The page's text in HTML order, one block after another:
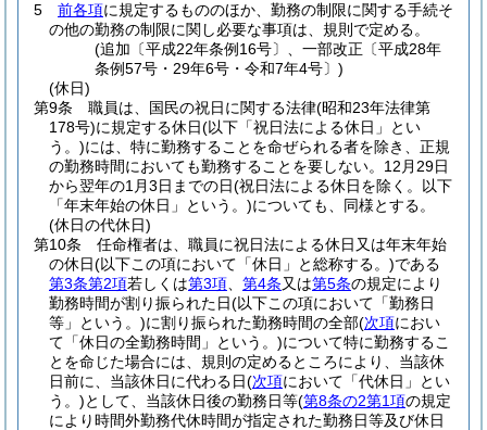
5
前各項に規定するもののほか、勤務の制限に関する手続そ
の他の勤務の制限に関し必要な事項は、規則で定める。
(追加〔平成22年条例16号〕、一部改正〔平成28年
条例57号・29年6号・令和7年4号〕)
(休日)
第9条
職員は、国民の祝日に関する法律(昭和23年法律第
178号)に規定する休日(以下「祝日法による休日」とい
う。)には、特に勤務することを命ぜられる者を除き、正規
の勤務時間においても勤務することを要しない。 12月29日
から翌年の1月3日までの日(祝日法による休日を除く。以下
「年末年始の休日」という。)についても、同様とする。
(休日の代休日)
第10条
任命権者は、職員に祝日法による休日又は年末年始
の休日(以下この項において「休日」と総称する。)である
第3条第2項若しくは第3項 第4条又は第5条の規定により
勤務時間が割り振られた日(以下この項において「勤務日
等」という。)に割り振られた勤務時間の全部(次項におい
て「休日の全勤務時間」という。)について特に勤務するこ
とを命じた場合には、規則の定めるところにより、当該休
日前に、当該休日に代わる日(次項において「代休日」とい
う。)として、当該休日後の勤務日等(第8条の2第1項の規定
により時間外勤務代休時間が指定された勤務日等及び休日